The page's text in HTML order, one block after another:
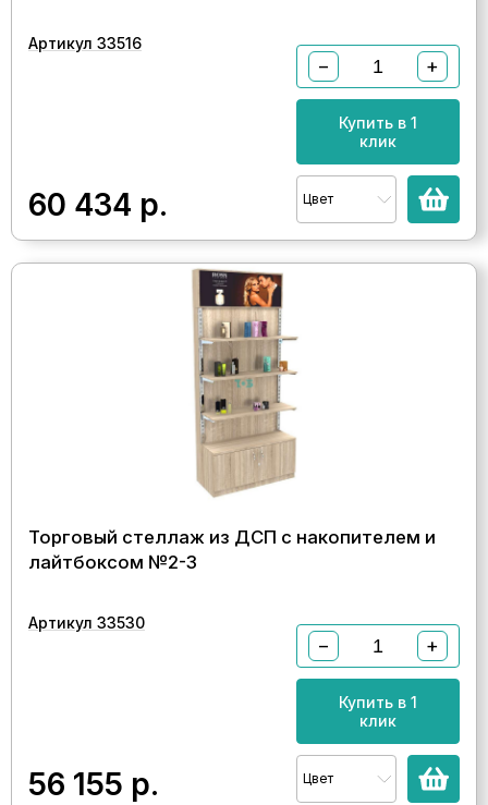
Артикул 33516
60 434 р.
− +
Купить в 1
клик
Цвет
Торговый стеллаж из ДСП с накопителем и
лайтбоксом №2-3
Артикул 33530
56 155 р.
− +
Купить в 1
клик
Цвет